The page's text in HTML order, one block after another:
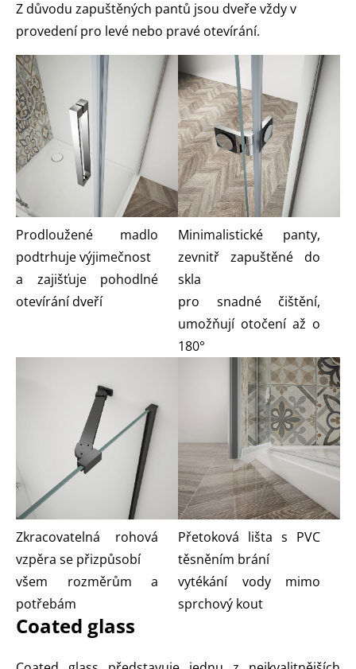
Z důvodu zapuštěných pantů jsou dveře vždy v
provedení pro levé nebo pravé otevírání.
Prodloužené madlo
podtrhuje výjimečnost
a zajišťuje pohodlné
otevírání dveří
Minimalistické panty,
zevnitř zapuštěné do
skla
pro snadné čištění,
umožňují otočení až o
180°
Zkracovatelná rohová
vzpěra se přizpůsobí
všem rozměrům a
potřebám
Přetoková lišta s PVC
těsněním brání
vytékání vody mimo
sprchový kout
Coated glass